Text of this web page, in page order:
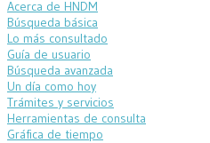
Acerca de HNDM
Búsqueda básica
Lo más consultado
Guía de usuario
Búsqueda avanzada
Un día como hoy
Trámites y servicios
Herramientas de consulta
Gráfica de tiempo